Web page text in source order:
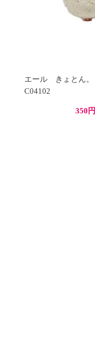
エール きょとん
C04102
350